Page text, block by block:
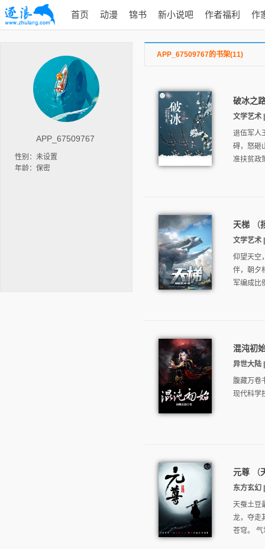
首页 动漫 锦书 新小说吧 作者福利 作
APP_67509767
性别：未设置
年龄：保密
APP_67509767的书架(11)
破冰之
文学艺术
退伍军人
碍，怒砸
准扶贫政
天梯 （
文学艺术
仰望天空
伴，朝夕
军编成比
混沌初
异世大陆
腹藏万卷
现代科学
元尊 （
东方玄幻
天蚕土豆
龙，夺走
苍穹。